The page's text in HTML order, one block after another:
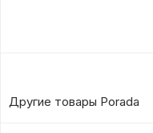
Другие товары Porada